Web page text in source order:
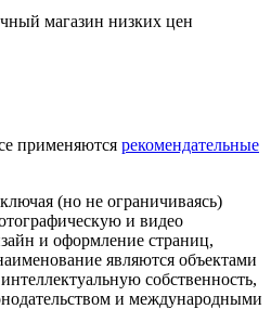
магазин низких цен
применяются рекомендательные
(но не ограничиваясь)
и видео
и оформление страниц,
являются объектами
собственность,
и международными